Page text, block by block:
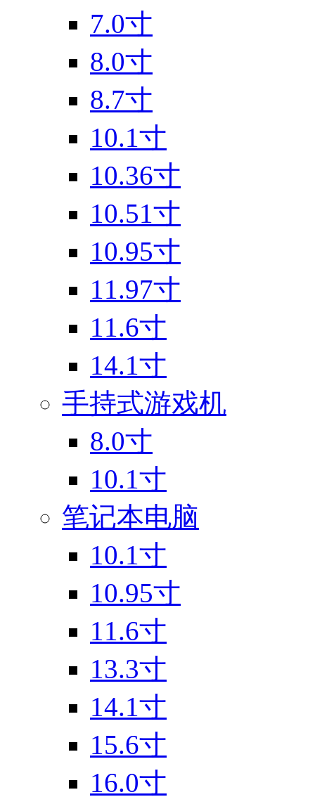
7.0寸
8.0寸
8.7寸
10.1寸
10.36寸
10.51寸
10.95寸
11.97寸
11.6寸
14.1寸
手持式游戏机
8.0寸
10.1寸
笔记本电脑
10.1寸
10.95寸
11.6寸
13.3寸
14.1寸
15.6寸
16.0寸